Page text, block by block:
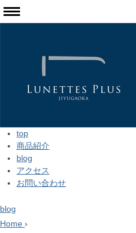
top
商品紹介
blog
アクセス
お問い合わせ
blog
Home ›